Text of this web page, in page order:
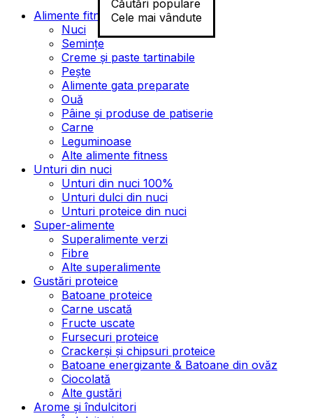
Căutări populare
Cele mai vândute
Alimente fitness
Nuci
Semințe
Creme și paste tartinabile
Pește
Alimente gata preparate
Ouă
Pâine și produse de patiserie
Carne
Leguminoase
Alte alimente fitness
Unturi din nuci
Unturi din nuci 100%
Unturi dulci din nuci
Unturi proteice din nuci
Super-alimente
Superalimente verzi
Fibre
Alte superalimente
Gustări proteice
Batoane proteice
Carne uscată
Fructe uscate
Fursecuri proteice
Crackerși și chipsuri proteice
Batoane energizante & Batoane din ovăz
Ciocolată
Alte gustări
Arome și îndulcitori